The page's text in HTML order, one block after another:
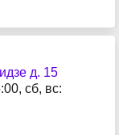
д. 15
сб, вс: